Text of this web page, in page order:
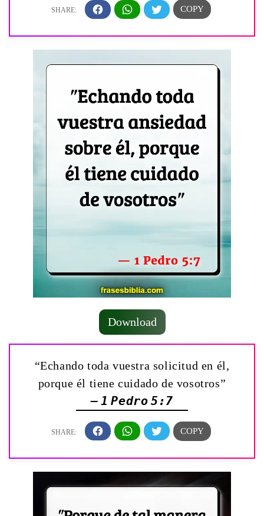
Download
“Echando toda vuestra solicitud en él,
porque él tiene cuidado de vosotros”
— 1 Pedro 5:7